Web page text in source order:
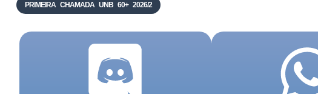
PRIMEIRA CHAMADA UNB 60+ 2026/2